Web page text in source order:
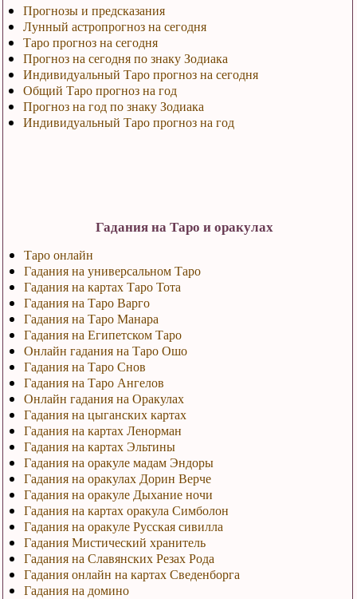
Прогнозы и предсказания
Лунный астропрогноз на сегодня
Таро прогноз на сегодня
Прогноз на сегодня по знаку Зодиака
Индивидуальный Таро прогноз на сегодня
Общий Таро прогноз на год
Прогноз на год по знаку Зодиака
Индивидуальный Таро прогноз на год
Гадания на Таро и оракулах
Таро онлайн
Гадания на универсальном Таро
Гадания на картах Таро Тота
Гадания на Таро Варго
Гадания на Таро Манара
Гадания на Египетском Таро
Онлайн гадания на Таро Ошо
Гадания на Таро Снов
Гадания на Таро Ангелов
Онлайн гадания на Оракулах
Гадания на цыганских картах
Гадания на картах Ленорман
Гадания на картах Эльтины
Гадания на оракуле мадам Эндоры
Гадания на оракулах Дорин Верче
Гадания на оракуле Дыхание ночи
Гадания на картах оракула Симболон
Гадания на оракуле Русская сивилла
Гадания Мистический хранитель
Гадания на Славянских Резах Рода
Гадания онлайн на картах Сведенборга
Гадания на домино